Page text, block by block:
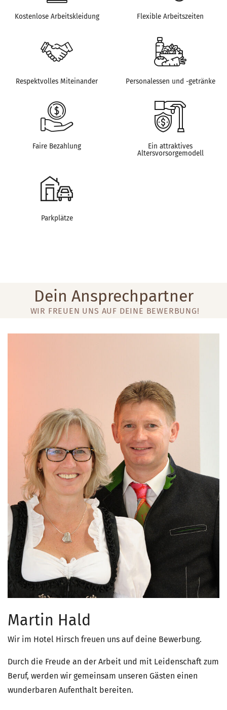
Kostenlose Arbeitskleidung Flexible Arbeitszeiten
Respektvolles Miteinander Personalessen und -getränke
Faire Bezahlung
Ein attraktives
Altersvorsorgemodell
Parkplätze
Dein Ansprechpartner
WIR FREUEN UNS AUF DEINE BEWERBUNG!
Martin Hald
Wir im Hotel Hirsch freuen uns auf deine Bewerbung.
Durch die Freude an der Arbeit und mit Leidenschaft zum
Beruf, werden wir gemeinsam unseren Gästen einen
wunderbaren Aufenthalt bereiten.